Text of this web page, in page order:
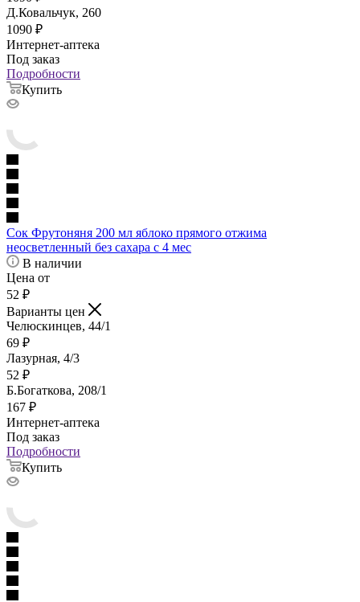
Д.Ковальчук, 260
1090 ₽
Интернет-аптека
Под заказ
Подробности
Купить
Сок Фрутоняня 200 мл яблоко прямого отжима
неосветленный без сахара с 4 мес
В наличии
Цена от
52 ₽
Варианты цен
Челюскинцев, 44/1
69 ₽
Лазурная, 4/3
52 ₽
Б.Богаткова, 208/1
167 ₽
Интернет-аптека
Под заказ
Подробности
Купить